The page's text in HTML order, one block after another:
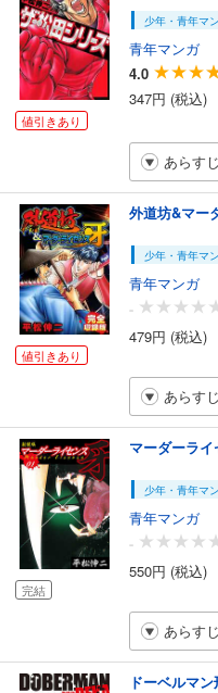
値引きあり
少年・青年マ
青年マンガ
4.0
347円 (税込)
あらす
値引きあり
外道坊&マー
少年・青年マ
青年マンガ
-
479円 (税込)
あらす
完結
マーダーラ
少年・青年マ
青年マンガ
-
550円 (税込)
あらす
ドーベルマン